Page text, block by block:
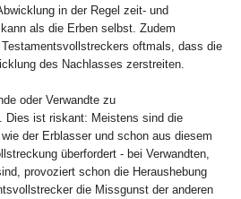
in der Regel zeit- und
als die Erben selbst. Zudem
oftmals, dass die
des Nachlasses zerstreiten.
oder Verwandte zu
Dies ist riskant: Meistens sind die
der Erblasser und schon aus diesem
überfordert - bei Verwandten,
provoziert schon die Heraushebung
die Missgunst der anderen